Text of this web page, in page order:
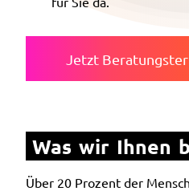
Jetzt
Was wir Ihnen
Über 20 Prozent der